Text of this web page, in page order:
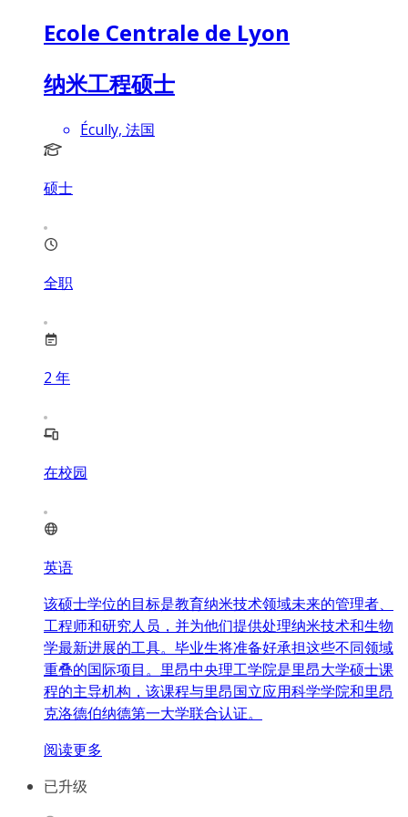
Ecole Centrale de Lyon
纳米工程硕士
Écully, 法国
硕士
全职
2 年
在校园
英语
该硕士学位的目标是教育纳米技术领域未来的管理者、
工程师和研究人员，并为他们提供处理纳米技术和生物
学最新进展的工具。毕业生将准备好承担这些不同领域
重叠的国际项目。里昂中央理工学院是里昂大学硕士课
程的主导机构，该课程与里昂国立应用科学学院和里昂
克洛德伯纳德第一大学联合认证。
阅读更多
已升级